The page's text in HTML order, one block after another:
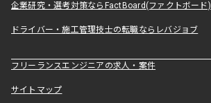
企業研究・選考対策ならFactBoard(ファクトボード)
ドライバー・施工管理技士の転職ならレバジョブ
フリーランスエンジニアの求人・案件
サイトマップ